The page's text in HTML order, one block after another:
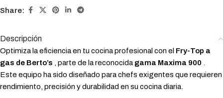
Share:
Descripción
Optimiza la eficiencia en tu cocina profesional con el Fry-Top a
gas de Berto’s , parte de la reconocida gama Maxima 900 .
Este equipo ha sido diseñado para chefs exigentes que requieren
rendimiento, precisión y durabilidad en su cocina diaria.